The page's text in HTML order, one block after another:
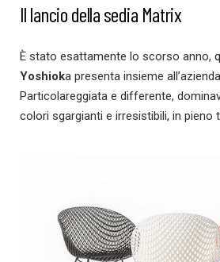
Il lancio della sedia Matrix
È stato esattamente lo scorso anno,
Yoshioka presenta insieme
Particolareggiata e differente,
colori sgargianti e irresistibili, in pieno